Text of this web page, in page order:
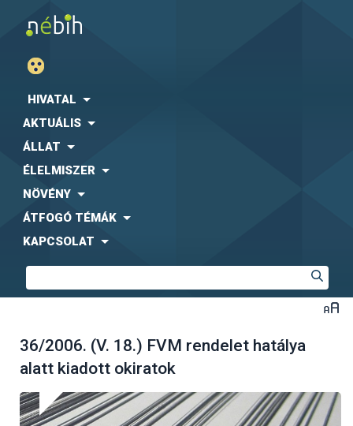
HIVATAL
AKTUÁLIS
ÁLLAT
ÉLELMISZER
NÖVÉNY
ÁTFOGÓ TÉMÁK
KAPCSOLAT
36/2006. (V. 18.) FVM rendelet hatálya
alatt kiadott okiratok